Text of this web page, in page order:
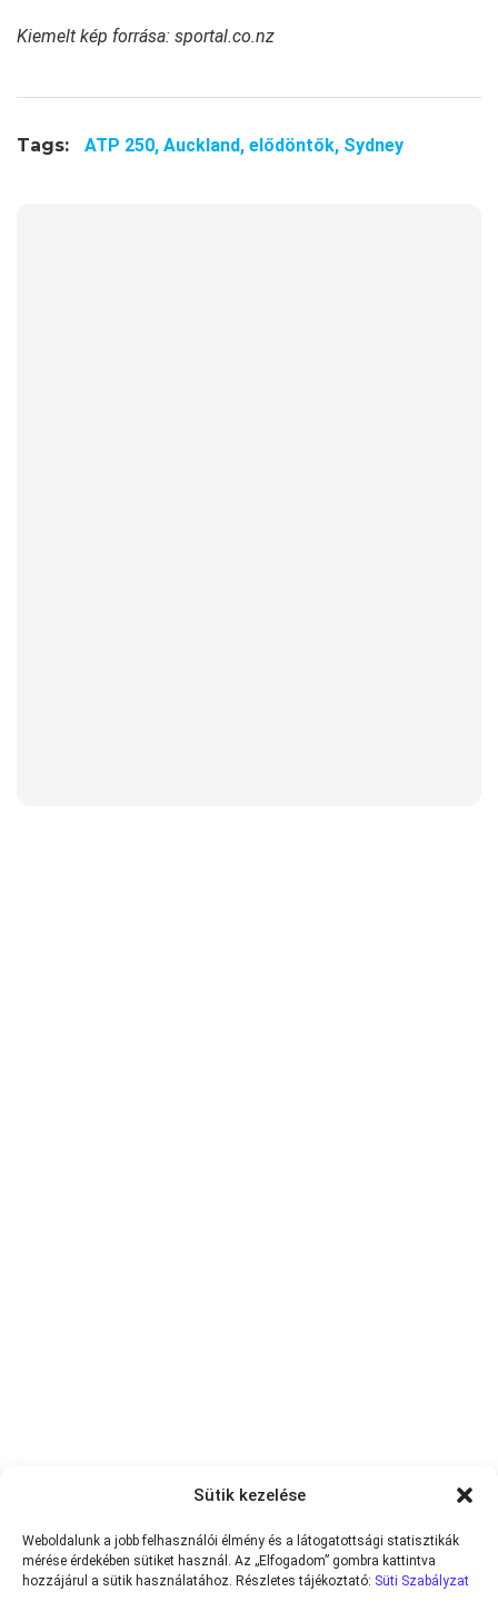
Sütik kezelése
Weboldalunk a jobb felhasználói élmény és a látogatottsági statisztikák
mérése érdekében sütiket használ. Az „Elfogadom” gombra kattintva
hozzájárul a sütik használatához. Részletes tájékoztató: Süti Szabályzat
Kiemelt kép forrása: sportal.co.nz
Tags: ATP 250, Auckland, elődöntők, Sydney